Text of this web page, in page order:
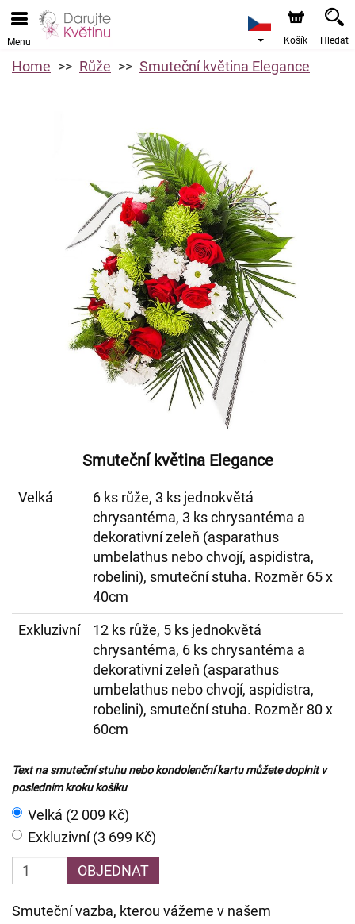
Menu Košík Hledat
Home Růže Smuteční květina Elegance
Smuteční květina Elegance
Velká
6 ks růže, 3 ks jednokvětá
chrysantéma, 3 ks chrysantéma a
dekorativní zeleň (asparathus
umbelathus nebo chvojí, aspidistra,
robelini), smuteční stuha. Rozměr 65 x
40cm
Exkluzivní
12 ks růže, 5 ks jednokvětá
chrysantéma, 6 ks chrysantéma a
dekorativní zeleň (asparathus
umbelathus nebo chvojí, aspidistra,
robelini), smuteční stuha. Rozměr 80 x
60cm
Text na smuteční stuhu nebo kondolenční kartu můžete doplnit v
posledním kroku košíku
Velká (2 009 Kč)
Exkluzivní (3 699 Kč)
OBJEDNAT
Smuteční vazba, kterou vážeme v našem